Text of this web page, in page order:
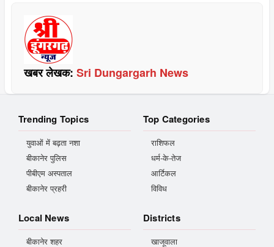
खबर लेखक: Sri Dungargarh News
Trending Topics
युवाओं में बढ़ता नशा
बीकानेर पुलिस
पीबीएम अस्पताल
बीकानेर प्रहरी
Top Categories
राशिफल
धर्म-के-तेज
आर्टिकल
विविध
Local News
बीकानेर शहर
Districts
खाजूवाला